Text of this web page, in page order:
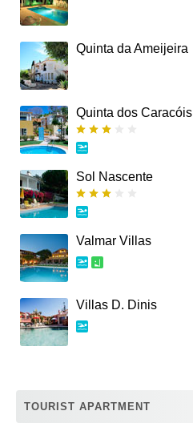
Quinta da Ameijeira
Quinta dos Caracóis
Sol Nascente
Valmar Villas
Villas D. Dinis
TOURIST APARTMENT